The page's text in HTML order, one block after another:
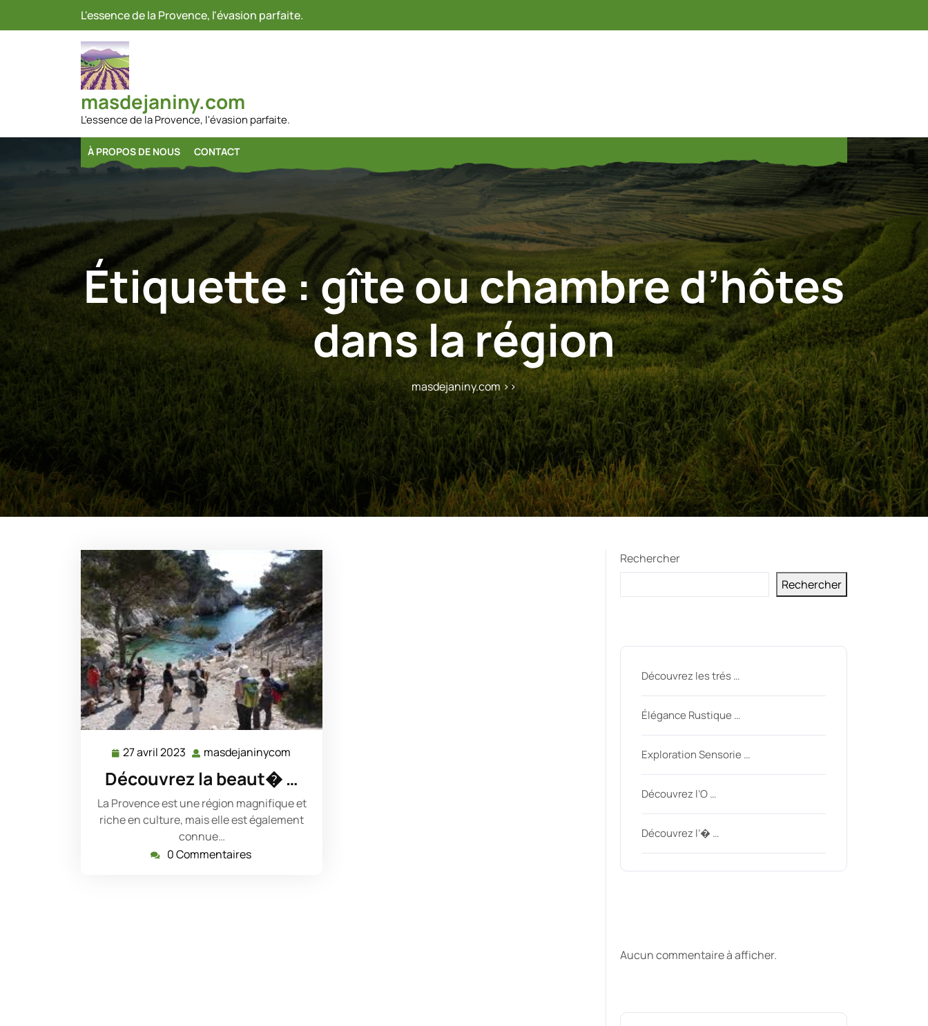
L'essence de la Provence, l'évasion parfaite.
masdejaniny.com
L'essence de la Provence, l'évasion parfaite.
À PROPOS DE NOUS CONTACT
Étiquette :gîte ou chambre d’hôtes
dans la région
masdejaniny.com>>
27 avril 2023 27
avril
2023
masdejaninycom
Découvrez la beaut� …
La Provence est une région magnifique et
riche en culture, mais elle est également
connue…
0 Commentaires
Rechercher
Rechercher
Découvrez les trés …
Élégance Rustique …
Exploration Sensorie …
Découvrez l’O …
Découvrez l’� …
Aucun commentaire à afficher.